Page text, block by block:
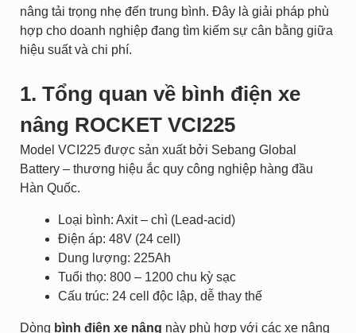
nâng tải trọng nhẹ đến trung bình. Đây là giải pháp phù
hợp cho doanh nghiệp đang tìm kiếm sự cân bằng giữa
hiệu suất và chi phí.
1. Tổng quan về bình điện xe
nâng ROCKET VCI225
Model VCI225 được sản xuất bởi Sebang Global
Battery – thương hiệu ắc quy công nghiệp hàng đầu
Hàn Quốc.
Loại bình: Axit – chì (Lead-acid)
Điện áp: 48V (24 cell)
Dung lượng: 225Ah
Tuổi thọ: 800 – 1200 chu kỳ sạc
Cấu trúc: 24 cell độc lập, dễ thay thế
Dòng bình điện xe nâng này phù hợp với các xe nâng